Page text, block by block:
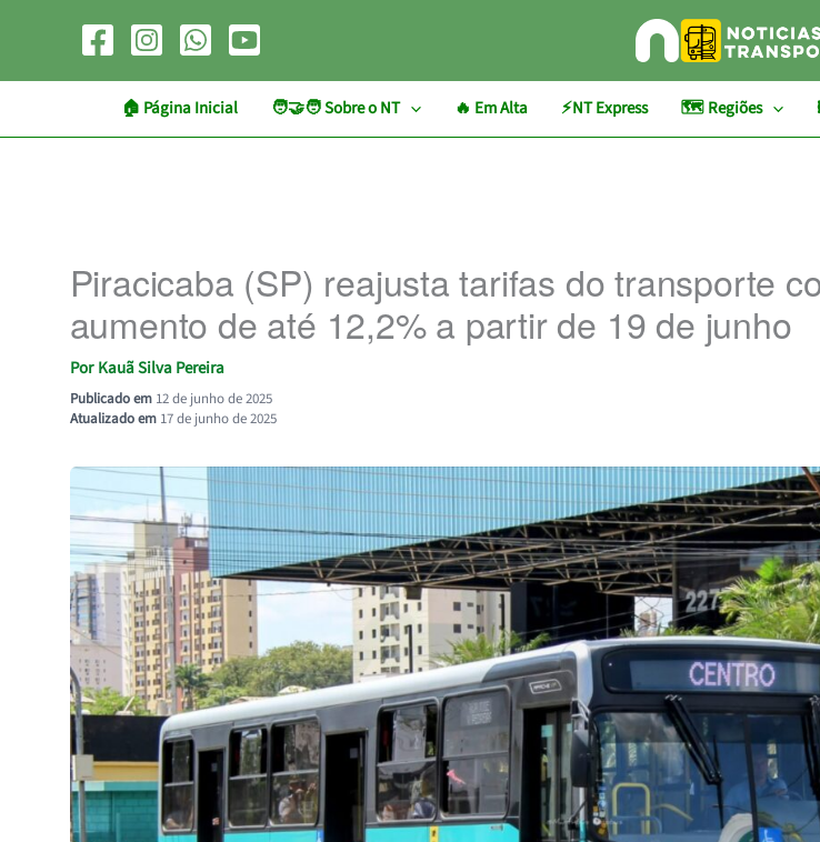
o
🏠︎ Página Inicial 🧑‍🤝‍🧑 Sobre o NT 🔥 Em Alta ⚡NT Express 🗺️ Regiões
Piracicaba (SP) reajusta tarifas do transporte
aumento de até 12,2% a partir de 19 de junho
Por Kauã Silva Pereira
Publicado em12 de junho de 2025
Atualizado em17 de junho de 2025